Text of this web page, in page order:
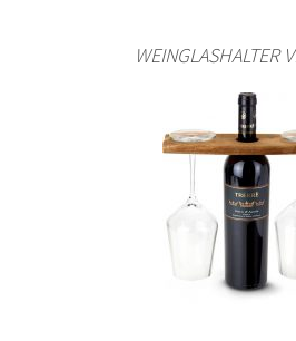
WEINGLASHALTER